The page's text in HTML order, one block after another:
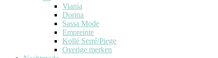
Viania
Dorina
Sassa Mode
Empreinte
Kollé Serré/Piege
Overige merken